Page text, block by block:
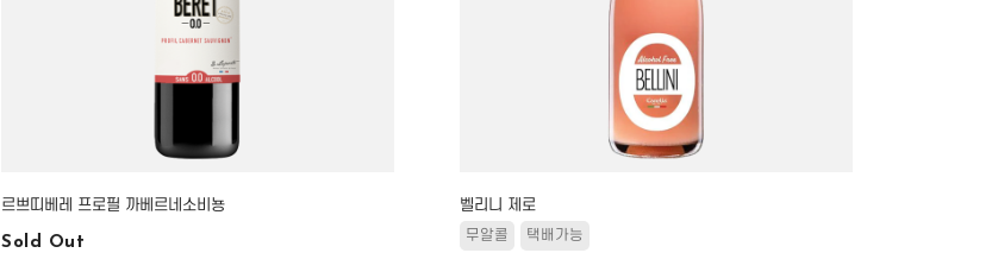
르쁘띠베레 프로필 까베르네소비뇽
Sold Out
벨리니 제로
무알콜 택배가능